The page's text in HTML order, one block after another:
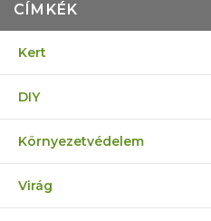
CÍMKÉK
Kert
DIY
Környezetvédelem
Virág